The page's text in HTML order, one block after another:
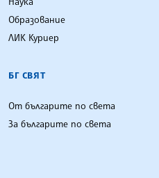
Образование
ЛИК Куриер
БГ СВЯТ
От българите по света
За българите по света